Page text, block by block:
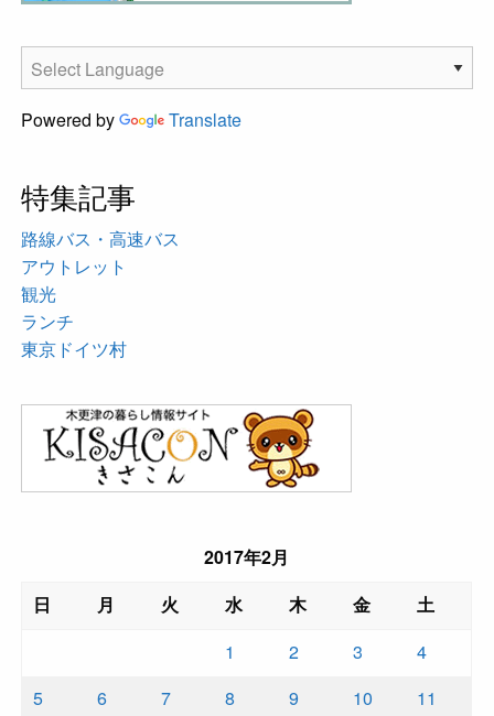
Powered by Translate
特集記事
路線バス・高速バス
アウトレット
観光
ランチ
東京ドイツ村
2017年2月
日
月 火 水 木 金
土
1
2 3
4
5
6 7 8 9 10
11